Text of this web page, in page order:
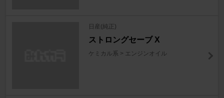
日産(純正)
ストロングセーブ X
ケミカル系 > エンジンオイル